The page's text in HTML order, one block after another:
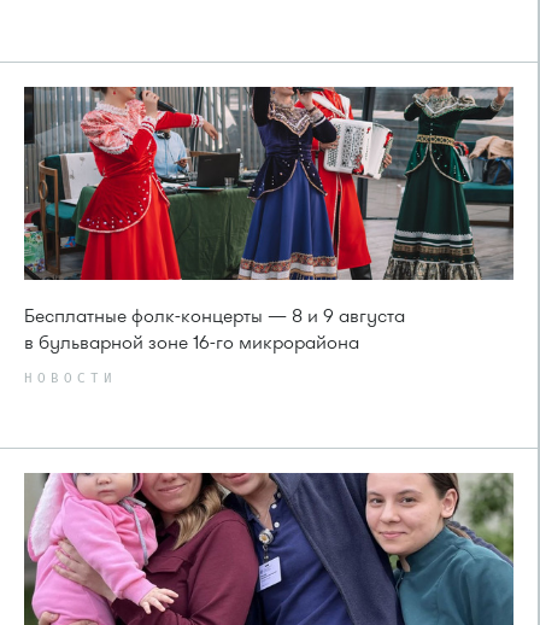
Бесплатные фолк-концерты — 8 и 9 августа
в бульварной зоне 16-го микрорайона
НОВОСТИ